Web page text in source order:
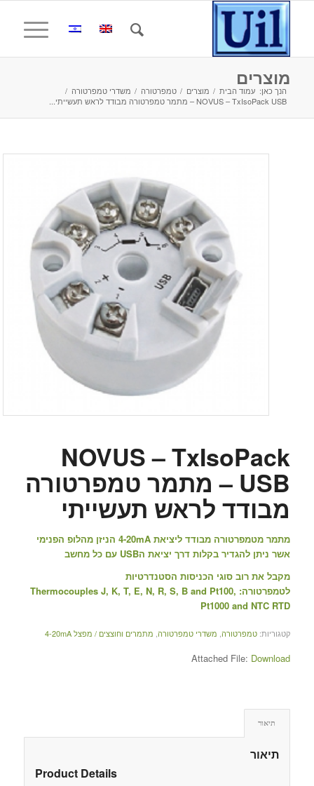
מוצרים
הנך כאן: עמוד הבית / מוצרים / טמפרטורה / משדרי טמפרטורה /
NOVUS – TxIsoPack USB – מתמר טמפרטורה מבודד לראש תעשייתי...
NOVUS – TxIsoPack
USB – מתמר טמפרטורה
מבודד לראש תעשייתי
מתמר מטמפרטורה מבודד ליציאת 4-20mA הניזן מהלופ הפנימי
אשר ניתן להגדיר בקלות דרך יציאת הUSB עם כל מחשב
מקבל את רוב סוגי הכניסות הסטנדרטיות
לטמפרטורה: Thermocouples J, K, T, E, N, R, S, B and Pt100,
Pt1000 and NTC RTD
קטגוריות: טמפרטורה, משדרי טמפרטורה, מתמרים וחוצצים / מפצל 4-20mA
Attached File: Download
תיאור
תיאור
Product Details